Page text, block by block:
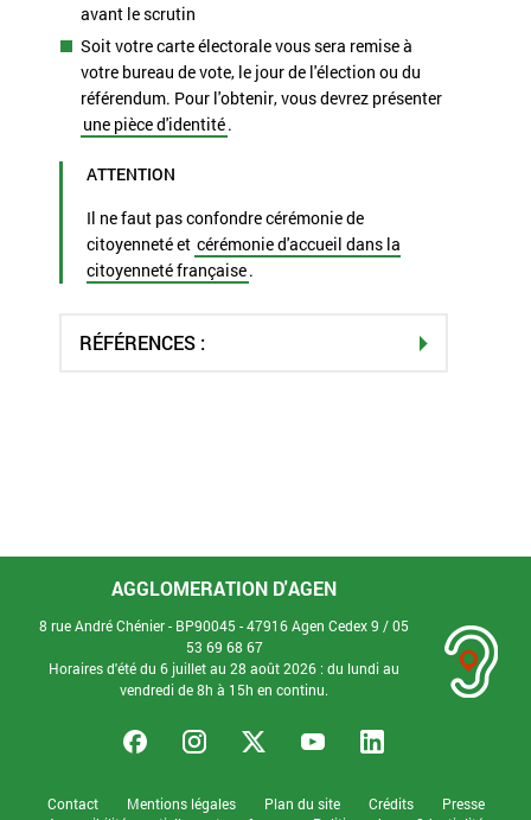
avant le scrutin
Soit votre carte électorale vous sera remise à
votre bureau de vote, le jour de l'élection ou du
référendum. Pour l'obtenir, vous devrez présenter
une pièce d'identité.
ATTENTION
Il ne faut pas confondrecérémonie de
citoyennetéet cérémonie d'accueil dans la
citoyenneté française.
RÉFÉRENCES :
Contact Mentions légales Plan du site Crédits
Presse
AGGLOMERATION D'AGEN
8 rue André Chénier - BP90045 - 47916 Agen Cedex 9 /05
53 69 68 67
Horaires d'été du 6 juillet au 28 août 2026 : du lundi au
vendredi de 8h à 15h en continu.